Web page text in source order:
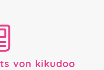
von kikudoo